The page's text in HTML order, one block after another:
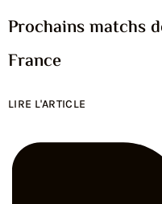
Prochains matchs
France
LIRE L'ARTICLE